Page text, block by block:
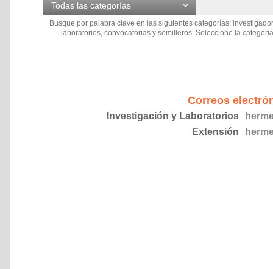
Todas las categorías
Busque por palabra clave en las siguientes categorías:
laboratorios, convocatorias y semilleros. Seleccione la
Correos
Investigación y Laboratorios
Extensión